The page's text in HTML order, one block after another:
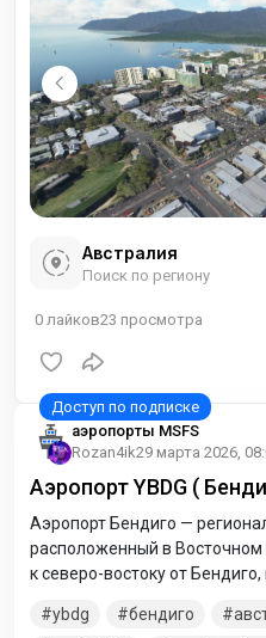
известен своими
Австралия
Поиск по региону
0 лайков23 просмотра
аэропорты MSFS
Rozan4ik29 марта 2026,
Аэропорт YBDG (
Аэропорт Бендиго —
расположенный в Восточном
к северо-востоку от
является базой для
ybdg бендиго